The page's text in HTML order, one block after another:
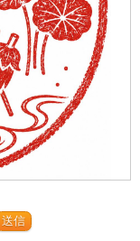
送信